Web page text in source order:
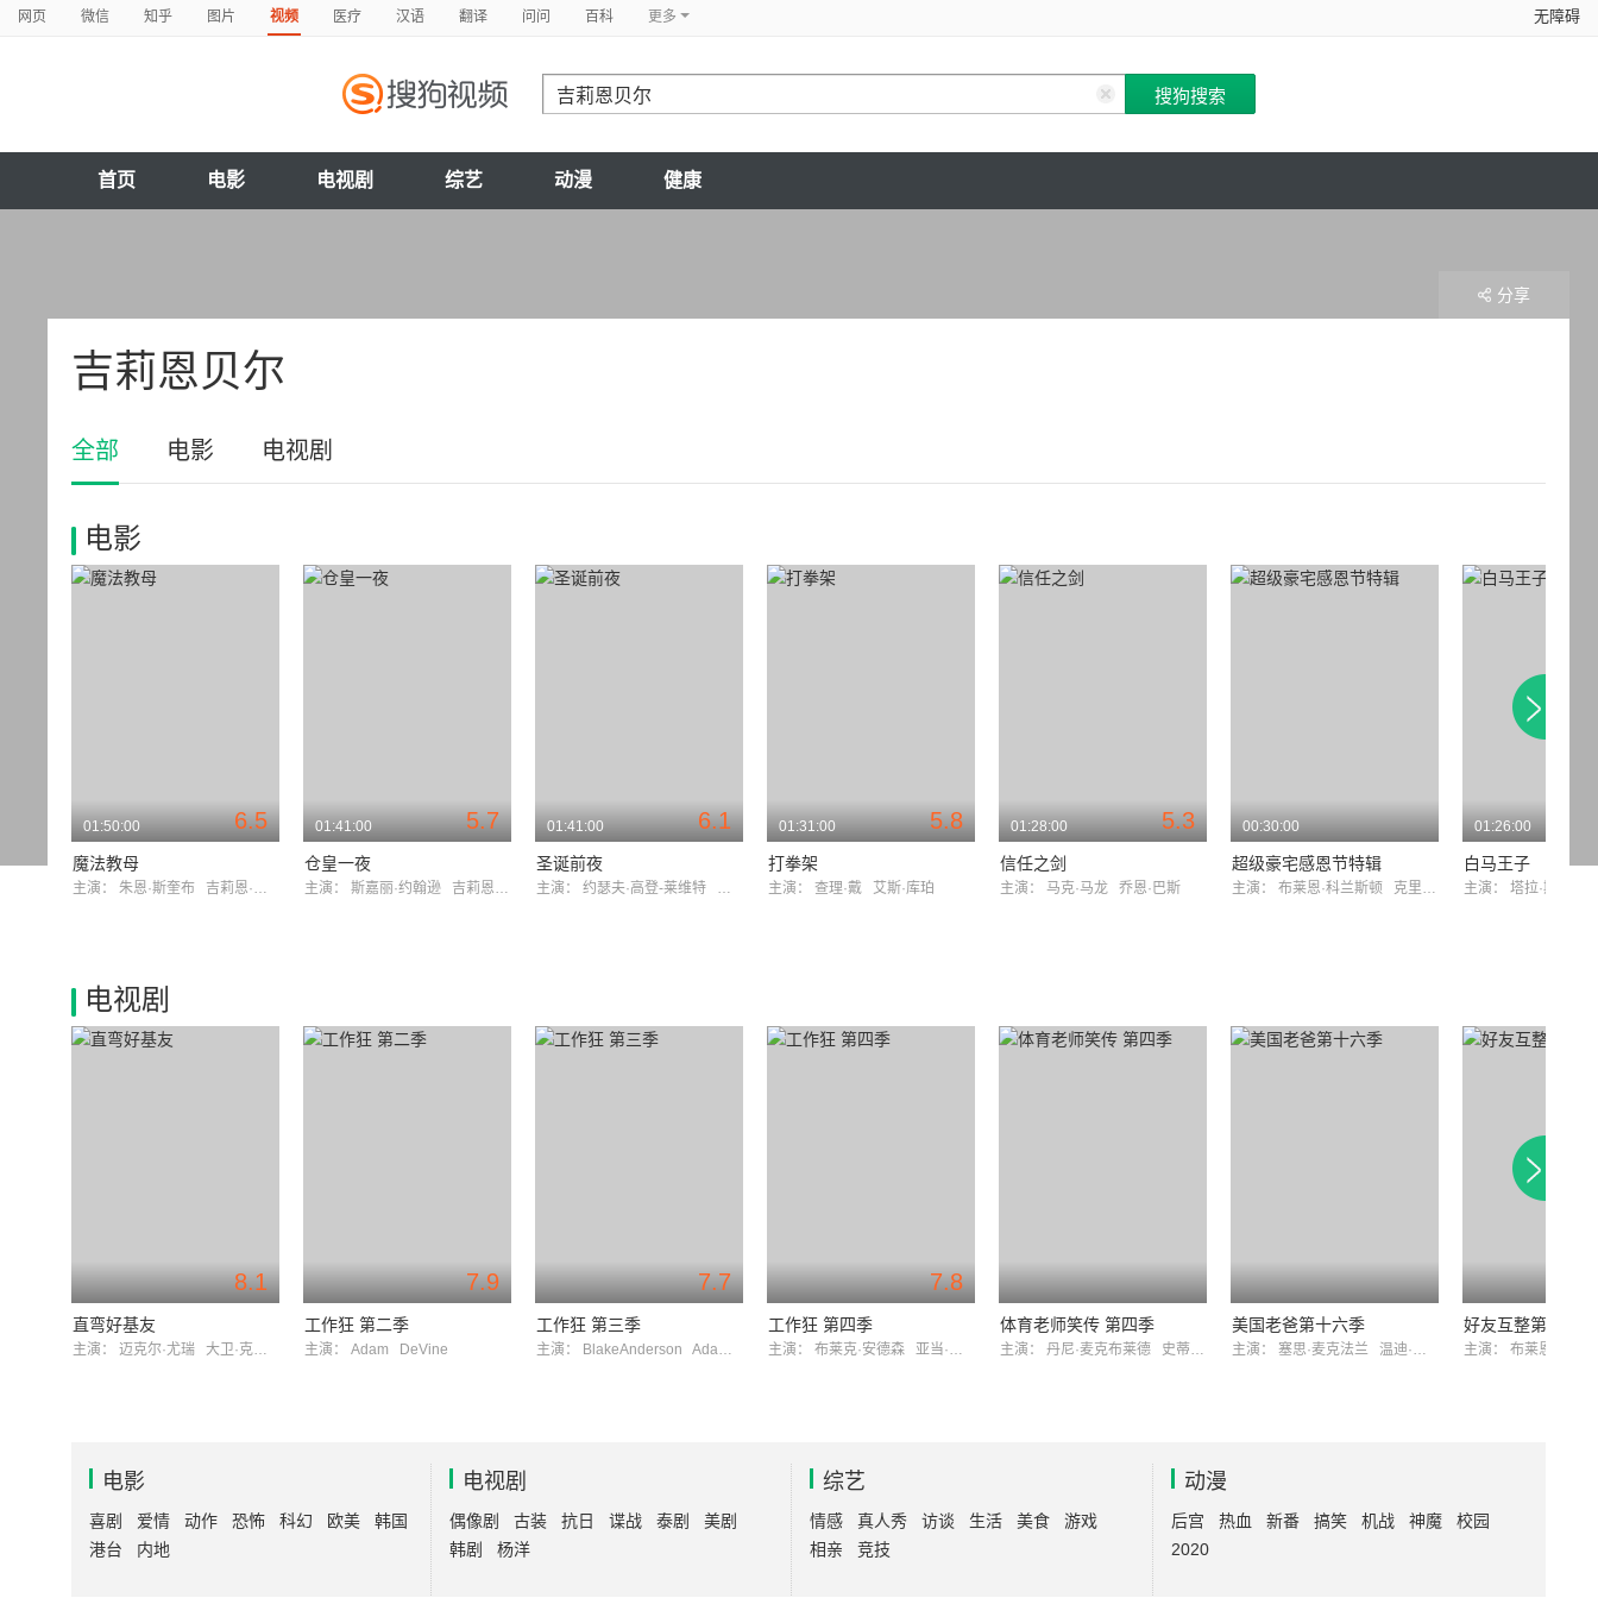
网页 微信 知乎 图片 视频 医疗 汉语 翻译 问问 百科 更多 无障碍
首页 电影 电视剧 综艺 动漫 健康
吉莉恩贝尔
分享
全部 电影 电视剧
电影
6.5
01:50:00
魔法教母
主演： 朱恩·斯奎布 吉莉恩·贝尔
5.7
01:41:00
仓皇一夜
主演： 斯嘉丽·约翰逊 吉莉恩·贝尔
6.1
01:41:00
圣诞前夜
主演： 约瑟夫·高登-莱维特 塞斯·罗根
5.8
01:31:00
打拳架
主演： 查理·戴 艾斯·库珀
5.3
01:28:00
信任之剑
主演： 马克·马龙 乔恩·巴斯
00:30:00
超级豪宅感恩节特辑
主演： 布莱恩·科兰斯顿 克里斯·派恩
01:26:00
白马王子
主演： 塔拉·斯特朗
电视剧
8.1
直弯好基友
主演： 迈克尔·尤瑞 大卫·克朗姆霍茨
7.9
工作狂 第二季
主演： Adam DeVine
7.7
工作狂 第三季
主演： BlakeAnderson AdamDeVine
7.8
工作狂 第四季
主演： 布莱克·安德森 亚当·德维尼
体育老师笑传 第四季
主演： 丹尼·麦克布莱德 史蒂夫·李特
美国老爸第十六季
主演： 塞思·麦克法兰 温迪·夏尔
好友互整第九季
主演： 布莱恩·奎恩
电影
喜剧 爱情 动作 恐怖 科幻 欧美
韩国
港台
内地
电视剧
偶像剧 古装 抗日 谍战 泰剧
美剧
韩剧
杨洋
综艺
情感 真人秀 访谈 生活 美食
游戏
相亲
竞技
动漫
后宫 热血 新番 搞笑 机战 神魔
校园
2020